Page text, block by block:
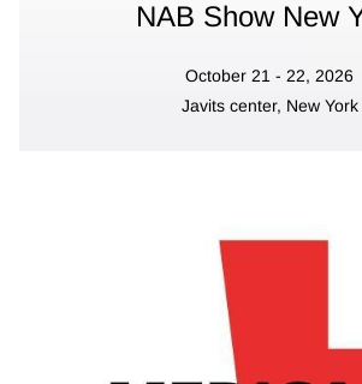
NAB Show New
October 21 - 22, 2026
Javits center, New York